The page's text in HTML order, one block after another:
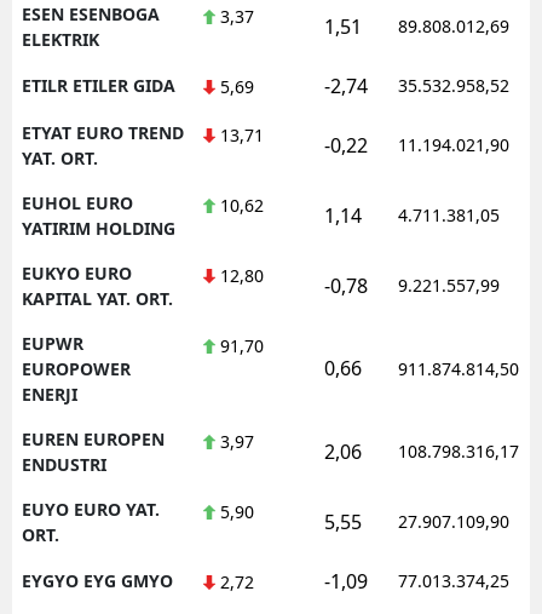
ESEN ESENBOGA
ELEKTRIK
3,37 1,51 89.808.012,69
ETILR ETILER GIDA 5,69 -2,74 35.532.958,52
ETYAT EURO TREND
YAT. ORT.
13,71 -0,22 11.194.021,90
EUHOL EURO
YATIRIM HOLDING
10,62 1,14 4.711.381,05
EUKYO EURO
KAPITAL YAT. ORT.
12,80 -0,78 9.221.557,99
EUPWR
EUROPOWER
ENERJI
91,70
0,66 911.874.814,50
EUREN EUROPEN
ENDUSTRI
3,97 2,06 108.798.316,17
EUYO EURO YAT.
ORT.
5,90 5,55 27.907.109,90
EYGYO EYG GMYO 2,72 -1,09 77.013.374,25